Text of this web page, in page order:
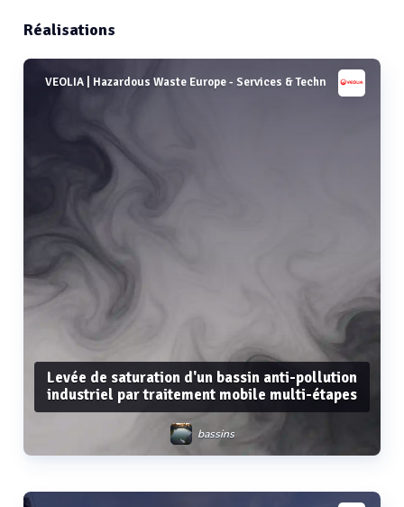
Réalisations
VEOLIA | Hazardous Waste Europe - Services & Techn
Levée de saturation d'un bassin anti-pollution
industriel par traitement mobile multi-étapes
bassins